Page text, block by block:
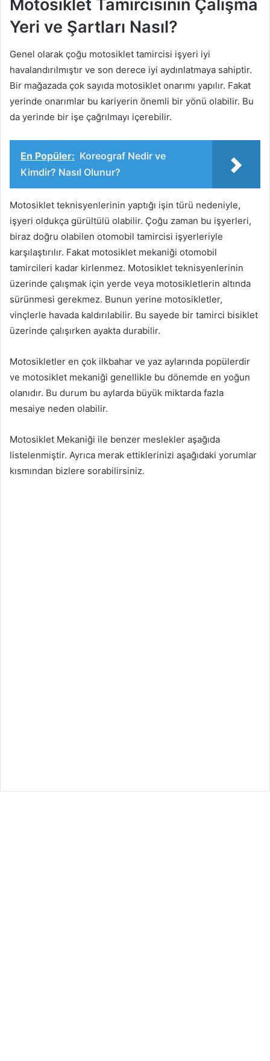
Motosiklet Tamircisinin Çalışma
Yeri ve Şartları Nasıl?
Genel olarak çoğu motosiklet tamircisi işyeri iyi
havalandırılmıştır ve son derece iyi aydınlatmaya sahiptir.
Bir mağazada çok sayıda motosiklet onarımı yapılır. Fakat
yerinde onarımlar bu kariyerin önemli bir yönü olabilir. Bu
da yerinde bir işe çağrılmayı içerebilir.
En Popüler: Koreograf Nedir ve
Kimdir? Nasıl Olunur?
Motosiklet teknisyenlerinin yaptığı işin türü nedeniyle,
işyeri oldukça gürültülü olabilir. Çoğu zaman bu işyerleri,
biraz doğru olabilen otomobil tamircisi işyerleriyle
karşılaştırılır. Fakat motosiklet mekaniği otomobil
tamircileri kadar kirlenmez. Motosiklet teknisyenlerinin
üzerinde çalışmak için yerde veya motosikletlerin altında
sürünmesi gerekmez. Bunun yerine motosikletler,
vinçlerle havada kaldırılabilir. Bu sayede bir tamirci bisiklet
üzerinde çalışırken ayakta durabilir.
Motosikletler en çok ilkbahar ve yaz aylarında popülerdir
ve motosiklet mekaniği genellikle bu dönemde en yoğun
olanıdır. Bu durum bu aylarda büyük miktarda fazla
mesaiye neden olabilir.
Motosiklet Mekaniği ile benzer meslekler aşağıda
listelenmiştir. Ayrıca merak ettiklerinizi aşağıdaki yorumlar
kısmından bizlere sorabilirsiniz.